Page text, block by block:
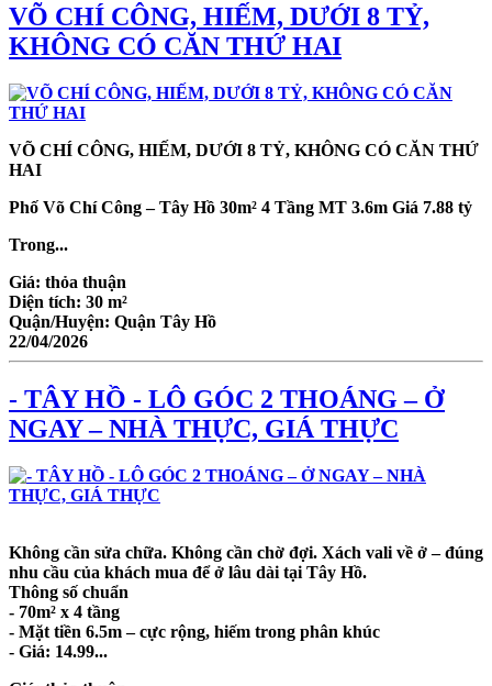
VÕ CHÍ CÔNG, HIẾM, DƯỚI 8 TỶ,
KHÔNG CÓ CĂN THỨ HAI
VÕ CHÍ CÔNG, HIẾM, DƯỚI 8 TỶ, KHÔNG CÓ CĂN THỨ
HAI
Phố Võ Chí Công – Tây Hồ 30m² 4 Tầng MT 3.6m Giá 7.88 tỷ
Trong...
Giá: thỏa thuận
Diện tích: 30 m²
Quận/Huyện: Quận Tây Hồ
22/04/2026
- TÂY HỒ - LÔ GÓC 2 THOÁNG – Ở
NGAY – NHÀ THỰC, GIÁ THỰC
Không cần sửa chữa. Không cần chờ đợi. Xách vali về ở – đúng
nhu cầu của khách mua để ở lâu dài tại Tây Hồ.
Thông số chuẩn
- 70m² x 4 tầng
- Mặt tiền 6.5m – cực rộng, hiếm trong phân khúc
- Giá: 14.99...